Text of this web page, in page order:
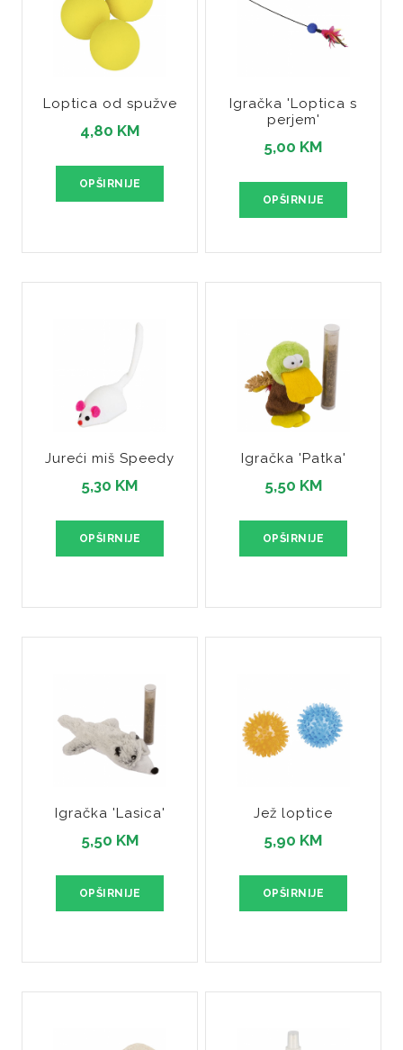
Loptica od spužve
4,80 KM
OPŠIRNIJE
Igračka 'Loptica s
perjem'
5,00 KM
OPŠIRNIJE
Jureći miš Speedy
5,30 KM
OPŠIRNIJE
Igračka 'Patka'
5,50 KM
OPŠIRNIJE
Igračka 'Lasica'
5,50 KM
OPŠIRNIJE
Jež loptice
5,90 KM
OPŠIRNIJE